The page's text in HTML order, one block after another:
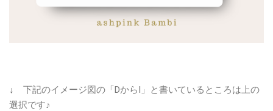
↓ 下記のイメージ図の「DからI」と書いているところは上の
選択です♪